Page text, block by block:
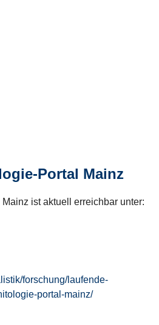
Portal Mainz
ist aktuell erreichbar unter:
forschung/laufende-
portal-mainz/